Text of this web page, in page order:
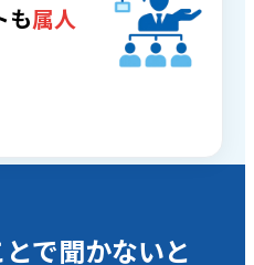
も属人
で聞かないと